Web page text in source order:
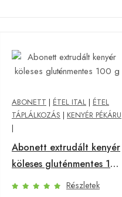
ABONETT | ÉTEL ITAL | ÉTEL
TÁPLÁLKOZÁS | KENYÉR PÉKÁRU
|
Abonett extrudált kenyér
köleses gluténmentes 100
g
Részletek